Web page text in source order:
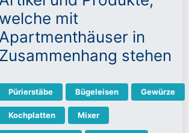
welche mit
Apartmenthäuser in
Zusammenhang stehen
Pürierstäbe Bügeleisen Gewürze
Kochplatten Mixer